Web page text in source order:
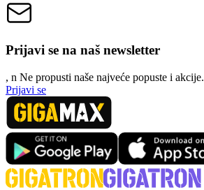
Prijavi se na naš newsletter
, n Ne propusti naše najveće popuste i akcije.
Prijavi se